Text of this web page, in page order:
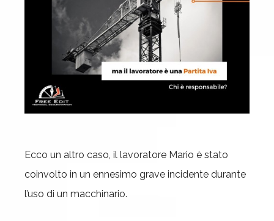
Ecco un altro caso, il lavoratore Mario è stato
coinvolto in un ennesimo grave incidente durante
l’uso di un macchinario.